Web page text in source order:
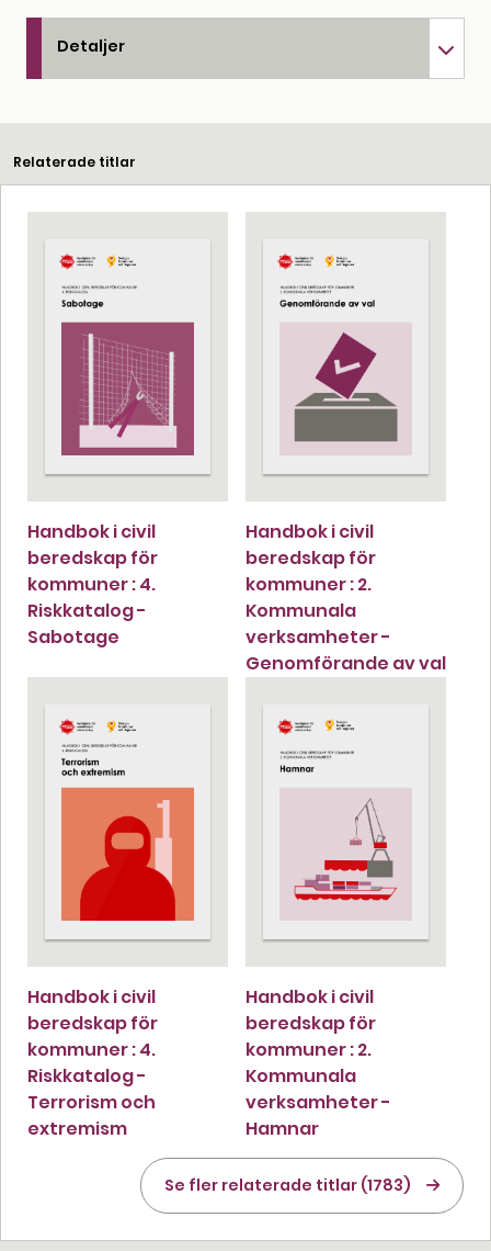
Detaljer
Relaterade titlar
Handbok i civil
beredskap för
kommuner : 4.
Riskkatalog -
Sabotage
Handbok i civil
beredskap för
kommuner : 2.
Kommunala
verksamheter -
Genomförande av val
Handbok i civil
beredskap för
kommuner : 4.
Riskkatalog -
Terrorism och
extremism
Handbok i civil
beredskap för
kommuner : 2.
Kommunala
verksamheter -
Hamnar
Se fler relaterade titlar (1783)